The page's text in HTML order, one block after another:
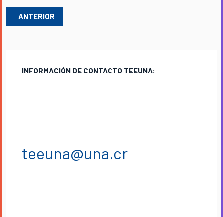
ARTÍCULO ANTERIOR: TEEUNA - PREGUNTAS FRECUENTES
ANTERIOR
INFORMACIÓN DE CONTACTO TEEUNA:
teeuna@una.cr